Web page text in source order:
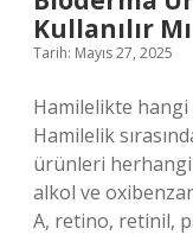
Kullanılır Mı
Tarih: Mayıs 27, 2025
Hamilelikte
Hamilelik
ürünleri
alkol ve
A, retino, retinil,